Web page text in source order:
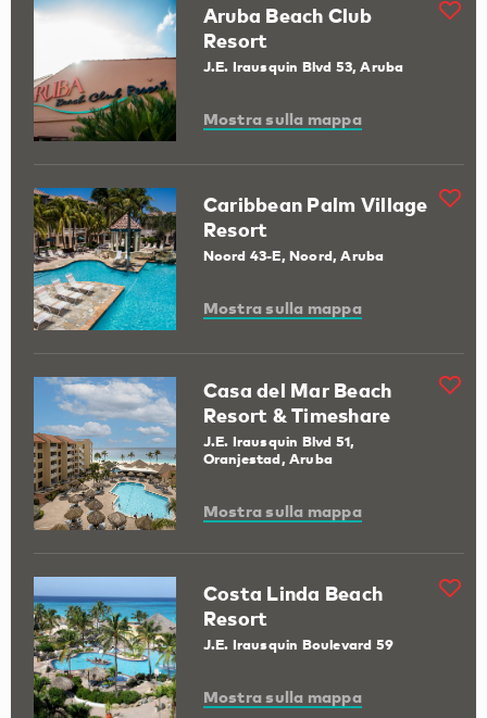
Aruba Beach Club
Resort
J.E. Irausquin Blvd 53, Aruba
Mostra sulla mappa
Caribbean Palm Village
Resort
Noord 43-E, Noord, Aruba
Mostra sulla mappa
Casa del Mar Beach
Resort & Timeshare
J.E. Irausquin Blvd 51,
Oranjestad, Aruba
Mostra sulla mappa
Costa Linda Beach
Resort
J.E. Irausquin Boulevard 59
Mostra sulla mappa